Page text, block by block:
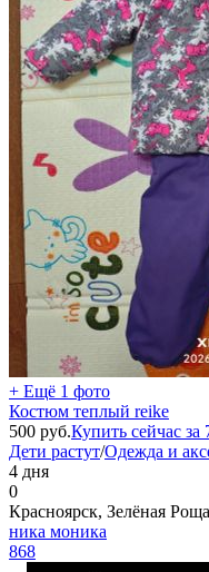
+ Ещё 1 фото
Костюм теплый reike
500 руб.Купить сейчас за
Дети растут/Одежда и
4 дня
0
Красноярск, Зелёная Роща
ника моника
868